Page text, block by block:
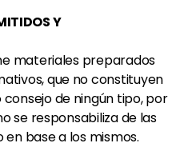
Y
materiales preparados
que no constituyen
de ningún tipo, por
se responsabiliza de las
base a los mismos.